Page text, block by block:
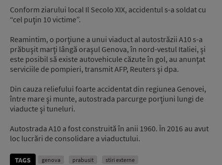
Conform ziarului local Il Secolo XIX, accidentul s-a soldat cu
“cel puţin 10 victime”.
Reamintim, o porţiune a unui viaduct al autostrăzii A10 s-a
prăbuşit marţi lângă oraşul Genova, în nord-vestul Italiei, şi
este posibil să existe autovehicule căzute în gol, au anunţat
serviciile de pompieri, transmit AFP, Reuters şi dpa.
Din cauza reliefului foarte accidentat din regiunea Genovei,
între mare şi munte, autostrada parcurge porţiuni lungi de
viaducte şi tuneluri.
Autostrada A10 a fost construită în anii 1960. În 2016 au avut
loc lucrări de consolidare a viaductului.
TAGS genova prabusit stiri externe